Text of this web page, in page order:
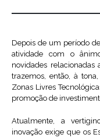
Depois de um período
atividade com o
novidades
trazemos, então, à
Zonas Livres
promoção de
Atualmente, a
inovação exige que os